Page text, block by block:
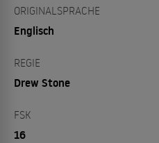
ORIGINALSPRACHE
Englisch
REGIE
Drew Stone
FSK
16